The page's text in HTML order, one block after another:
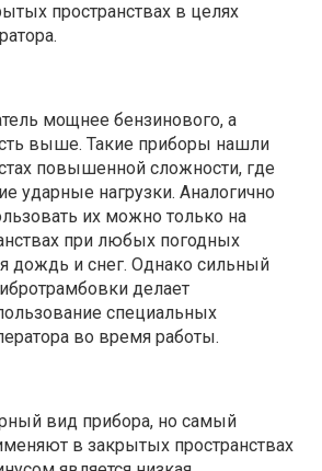
пространствах в целях
мощнее бензинового, а
выше. Такие приборы нашли
повышенной сложности, где
ударные нагрузки. Аналогично
их можно только на
при любых погодных
дождь и снег. Однако сильный
делает
специальных
во время работы.
вид прибора, но самый
в закрытых пространствах